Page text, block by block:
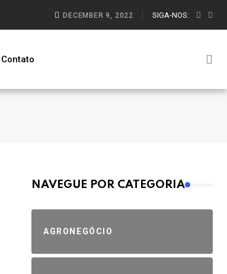
DECEMBER 9, 2022 SIGA-NOS:
Contato
MAIS VISTOS
NAVEGUE POR CATEGORIA
AGRONEGÓCIO